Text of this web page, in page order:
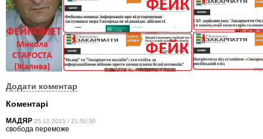
Додати коментар
Коментарі
МАДЯР 25.10.2015 / 21:50:30
свобода переможе